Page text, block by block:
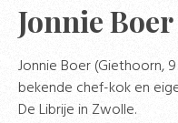
Jonnie Boer
Jonnie Boer (Giethoorn,
bekende chef-kok en
De Librije in Zwolle.